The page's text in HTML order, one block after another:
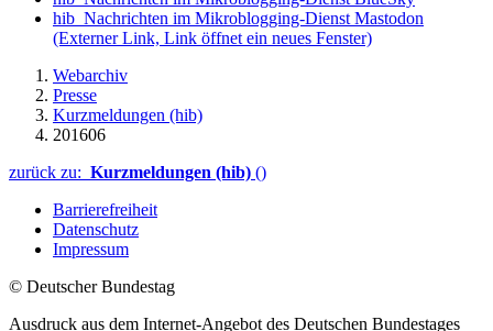
hib_Nachrichten im Mikroblogging-Dienst Mastodon
(Externer Link, Link öffnet ein neues Fenster)
Webarchiv
Presse
Kurzmeldungen (hib)
201606
zurück zu: Kurzmeldungen (hib) ()
Barrierefreiheit
Datenschutz
Impressum
© Deutscher Bundestag
Ausdruck aus dem Internet-Angebot des Deutschen Bundestages